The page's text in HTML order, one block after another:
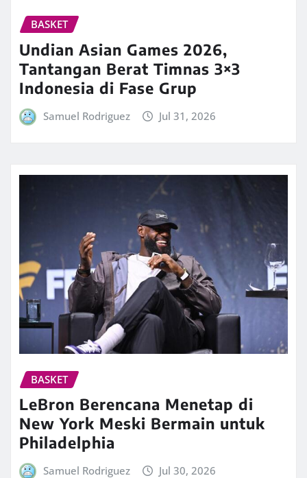
BASKET
Undian Asian Games 2026,
Tantangan Berat Timnas 3×3
Indonesia di Fase Grup
Samuel Rodriguez Jul 31, 2026
BASKET
LeBron Berencana Menetap di
New York Meski Bermain untuk
Philadelphia
Samuel Rodriguez Jul 30, 2026